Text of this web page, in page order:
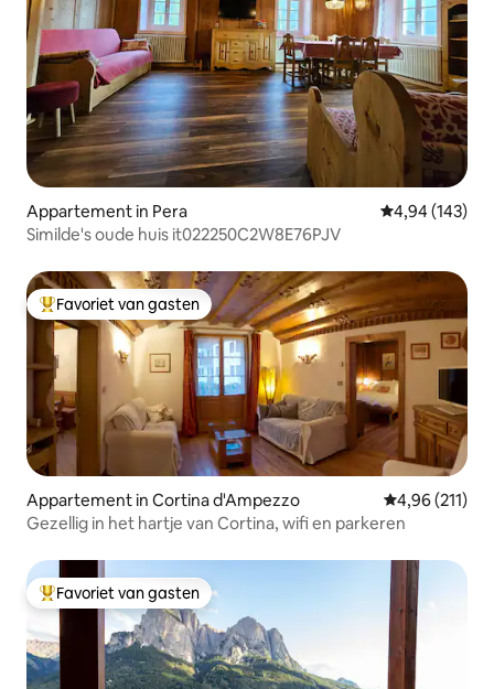
Appartement in Pera Gemiddelde
4,94 (143)
Similde's oude huis it022250C2W8E76PJV
Topfavoriet van gasten
Favoriet van gasten
Appartement in Cortina d'Ampezzo Gemiddelde
4,96 (211)
Gezellig in het hartje van Cortina, wifi en parkeren
Topfavoriet van gasten
Favoriet van gasten